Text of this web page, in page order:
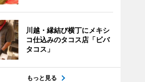
川越・縁結び横丁にメキシ
コ仕込みのタコス店「ビバ
タコス」
もっと見る